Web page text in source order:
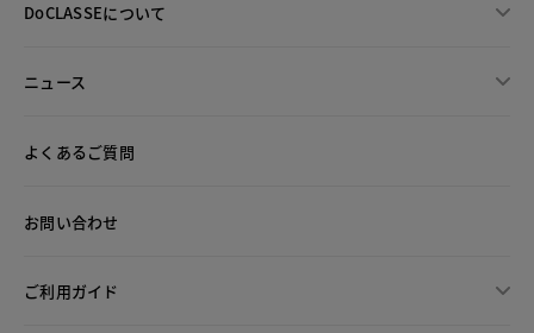
DoCLASSEについて
ニュース
よくあるご質問
お問い合わせ
ご利用ガイド